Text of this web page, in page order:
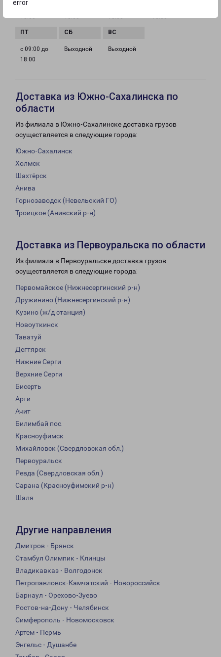
errorс 09:00 до
18:00
18:00
18:00
18:00
с 09:00 до
18:00
Выходной Выходной
Доставка из Южно-Сахалинска по
области
Из филиала в Южно-Сахалинске доставка грузов
осуществляется в следующие города:
Южно-Сахалинск
Холмск
Шахтёрск
Анива
Горнозаводск (Невельский ГО)
Троицкое (Анивский р-н)
Доставка из Первоуральска по области
Из филиала в Первоуральске доставка грузов
осуществляется в следующие города:
Первомайское (Нижнесергинский р-н)
Дружинино (Нижнесергинский р-н)
Кузино (ж/д станция)
Новоуткинск
Таватуй
Дегтярск
Нижние Серги
Верхние Серги
Бисерть
Арти
Ачит
Билимбай пос.
Красноуфимск
Михайловск (Свердловская обл.)
Первоуральск
Ревда (Свердловская обл.)
Сарана (Красноуфимский р-н)
Шаля
Другие направления
Дмитров - Брянск
Стамбул Олимпик - Клинцы
Владикавказ - Волгодонск
Петропавловск-Камчатский - Новороссийск
Барнаул - Орехово-Зуево
Ростов-на-Дону - Челябинск
Симферополь - Новомосковск
Артем - Пермь
Энгельс - Душанбе